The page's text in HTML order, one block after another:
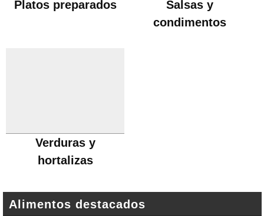
Platos preparados
Salsas y
condimentos
Verduras y
hortalizas
Alimentos destacados